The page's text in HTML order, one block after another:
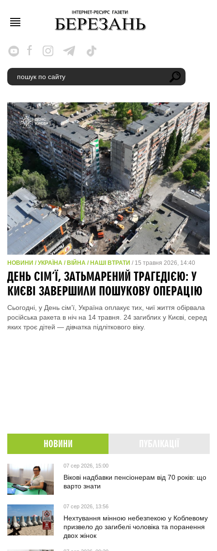
НОВИНИ / УКРАЇНА / ВІЙНА / НАШІ ВТРАТИ / 15 травня 2026, 14:40
ДЕНЬ СІМ’Ї, ЗАТЬМАРЕНИЙ ТРАГЕДІЄЮ: У
КИЄВІ ЗАВЕРШИЛИ ПОШУКОВУ ОПЕРАЦІЮ
Сьогодні, у День сім’ї, Україна оплакує тих, чиї життя обірвала
російська ракета в ніч на 14 травня. 24 загиблих у Києві, серед
яких троє дітей — дівчатка підліткового віку.
НОВИНИ
07 сер 2026, 15:00
Вікові надбавки пенсіонерам від 70 років: що
варто знати
07 сер 2026, 13:56
Нехтування мінною небезпекою у Коблевому
призвело до загибелі чоловіка та поранення
двох жінок